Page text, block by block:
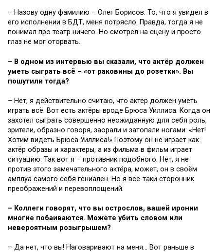
– Назову одну фамилию – Олег Борисов. То, что я увидел в
его исполнении в БДТ, меня потрясло. Правда, тогда я не
понимал про театр ничего. Но смотрел на сцену и просто
глаз не мог оторвать.
– В одном из интервью вы сказали, что актёр должен
уметь сыграть всё – «от раковины до розетки». Вы
пошутили тогда?
– Нет, я действительно считаю, что актёр должен уметь
играть всё. Вот есть актёры вроде Брюса Уиллиса. Когда он
захотел сыграть совершенно неожиданную для себя роль,
зрители, образно говоря, заорали и затопали ногами: «Нет!
Хотим видеть Брюса Уиллиса!» Поэтому он не играет как
актёр образы и характеры, а из фильма в фильм играет
ситуацию. Так вот я – противник подобного. Нет, я не
против этого замечательного актёра, может, он в своём
амплуа самого себя гениален. Но я всё-таки сторонник
преображений и перевоплощений.
– Коллеги говорят, что вы острослов, вашей иронии
многие побаиваются. Можете убить словом или
невероятным розыгрышем?
– Да нет, что вы! Наговаривают на меня… Вот раньше в